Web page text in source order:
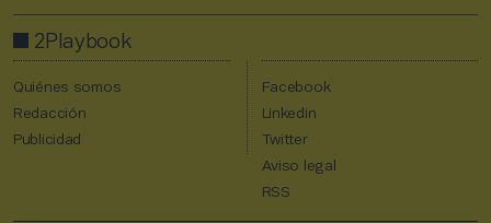
2Playbook
Quiénes somos
Redacción
Publicidad
Facebook
Linkedin
Twitter
Aviso legal
RSS